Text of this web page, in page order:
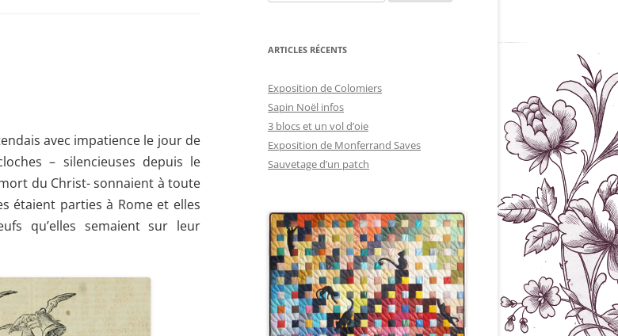
avec impatience le jour de
– silencieuses depuis le
du Christ- sonnaient à toute
étaient parties à Rome et elles
qu’elles semaient sur leur
ARTICLES RÉCENTS
Exposition de Colomiers
Sapin Noël infos
3 blocs et un vol d’oie
Exposition de Monferrand Saves
Sauvetage d’un patch